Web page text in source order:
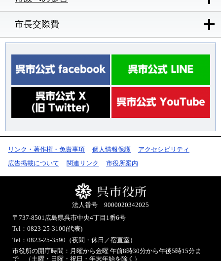
市長交際費
リンク・著作権・免責事項 個人情報保護
アクセシビリティ
広告掲載について
関連リンク 市役所案内
法人番号 9000020342025
〒737-8501広島県呉市中央4丁目1番6号
Tel：0823-25-3100(代表)
Tel：0823-25-3590（夜間・休日／宿直室）
市役所の開庁時間：月曜から金曜 午前8時30分から午後5時15分ま
で （土曜・日曜・祝日・年末年始を除く）